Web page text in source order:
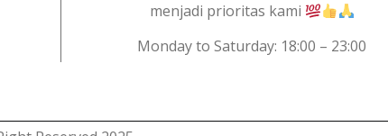
menjadi prioritas kami
Monday to Saturday: 18:00 – 23:00